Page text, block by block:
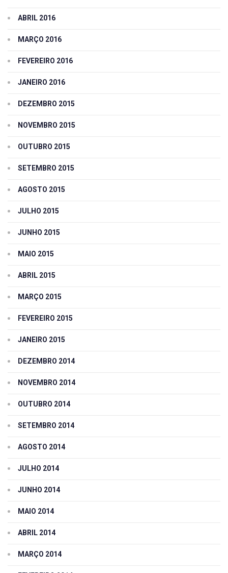
ABRIL 2016
MARÇO 2016
FEVEREIRO 2016
JANEIRO 2016
DEZEMBRO 2015
NOVEMBRO 2015
OUTUBRO 2015
SETEMBRO 2015
AGOSTO 2015
JULHO 2015
JUNHO 2015
MAIO 2015
ABRIL 2015
MARÇO 2015
FEVEREIRO 2015
JANEIRO 2015
DEZEMBRO 2014
NOVEMBRO 2014
OUTUBRO 2014
SETEMBRO 2014
AGOSTO 2014
JULHO 2014
JUNHO 2014
MAIO 2014
ABRIL 2014
MARÇO 2014